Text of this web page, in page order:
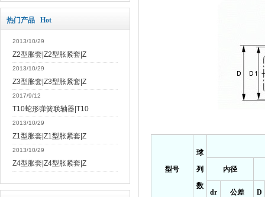
热门产品 Hot
2013/10/29
Z2型胀套|Z2型胀紧套|Z
2013/10/29
Z3型胀套|Z3型胀紧套|Z
2017/9/12
T10蛇形弹簧联轴器|T10
2013/10/29
Z1型胀套|Z1型胀紧套|Z
2013/10/29
Z4型胀套|Z4型胀紧套|Z
型号
球
列
数
内径
dr 公差 D